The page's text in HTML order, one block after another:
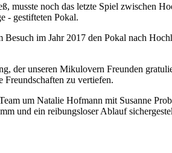
musste noch das letzte Spiel zwischen
- gestifteten Pokal.
im Jahr 2017 den Pokal nach
der unseren Mikulovern Freunden
Freundschaften zu vertiefen.
um Natalie Hofmann mit Susanne
und ein reibungsloser Ablauf